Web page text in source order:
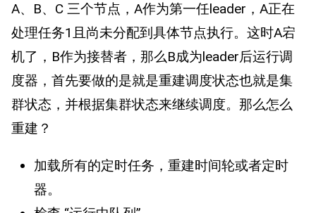
A、B、C 三个节点，A作为第一任leader，A正在
处理任务1且尚未分配到具体节点执行。这时A宕
机了，B作为接替者，那么B成为leader后运行调
度器，首先要做的是就是重建调度状态也就是集
群状态，并根据集群状态来继续调度。那么怎么
重建？
加载所有的定时任务，重建时间轮或者定时
器。